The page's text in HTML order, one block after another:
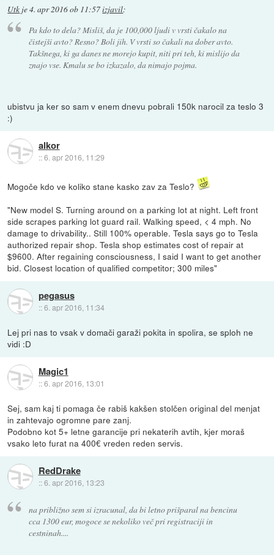
Utk je4. apr 2016 ob 11:57izjavil:
Pa kdo to dela? Misliš, da je 100,000 ljudi v vrsti čakalo na
čistejši avto? Resno? Boli jih. V vrsti so čakali na dober avto.
Takšnega, ki ga danes ne morejo kupit, niti pri teh, ki mislijo da
znajo vse. Kmalu se bo izkazalo, da nimajo pojma.
ubistvu ja ker so sam v enem dnevu pobrali 150k narocil za teslo 3
:)
alkor
::6. apr 2016, 11:29
Mogoče kdo ve koliko stane kasko zav za Teslo?
"New model S. Turning around on a parking lot at night. Left front
side scrapes parking lot guard rail. Walking speed, < 4 mph. No
damage to drivability.. Still 100% operable. Tesla says go to Tesla
authorized repair shop. Tesla shop estimates cost of repair at
$9600. After regaining consciousness, I said I want to get another
bid. Closest location of qualified competitor; 300 miles"
pegasus
::6. apr 2016, 11:34
Lej pri nas to vsak v domači garaži pokita in spolira, se sploh ne
vidi :D
Magic1
::6. apr 2016, 13:01
Sej, sam kaj ti pomaga če rabiš kakšen stolčen original del menjat
in zahtevajo ogromne pare zanj.
Podobno kot 5+ letne garancije pri nekaterih avtih, kjer moraš
vsako leto furat na 400€ vreden reden servis.
RedDrake
::6. apr 2016, 13:23
na približno sem si izracunal, da bi letno prišparal na bencinu
cca 1300 eur, mogoce se nekoliko več pri registraciji in
cestninah....